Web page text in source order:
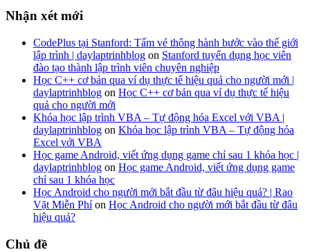
Nhận xét mới
CodePlus tại Stanford: Tấm vé thông hành bước vào thế giới
lập trình | daylaptrinhblog on Stanford tuyển dụng học viên
đào tạo thành lập trình viên chuyên nghiệp
Học C++ cơ bản qua ví dụ thực tế hiệu quả cho người mới |
daylaptrinhblog on Học C++ cơ bản qua ví dụ thực tế hiệu
quả cho người mới
Khóa học lập trình VBA – Tự động hóa Excel với VBA |
daylaptrinhblog on Khóa học lập trình VBA – Tự động hóa
Excel với VBA
Học game Android, viết ứng dụng game chỉ sau 1 khóa học |
daylaptrinhblog on Học game Android, viết ứng dụng game
chỉ sau 1 khóa học
Học Android cho người mới bắt đầu từ đâu hiệu quả? | Rao
Vặt Miễn Phíon Học Android cho người mới bắt đầu từ đâu
hiệu quả?
Chủ đề